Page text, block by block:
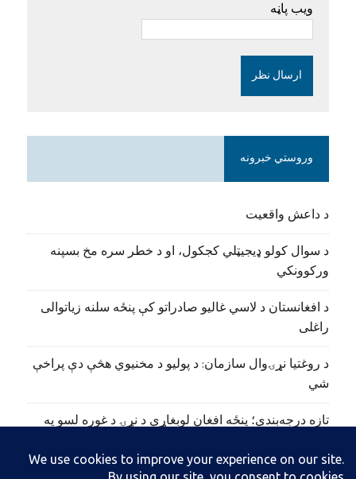
ویب پاڼه
وروستي خبرونه
د داعش واقعیت
د سوال کولو ډیجیټلي کجکول، او د خطر سره مخ بسپنه
ورکوونکي
د افغانستان د لاسي غالیو صادراتو کې پنځه سلنه زیاتوالی
راغلی
د روغتیا نړۍوال سازمان: د پولیو د مخنیوي هڅې دې پراخې
شي
تازه درجه‌بندي؛ پنځه افغان لوبغاړي د نړۍ د غوره لسو په